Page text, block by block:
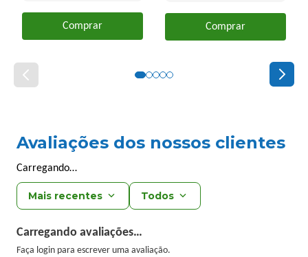
Comprar Comprar
Avaliações dos nossos clientes
Carregando…
Faça login para escrever uma avaliação.
Mais recentes Todos
Carregando avaliações…